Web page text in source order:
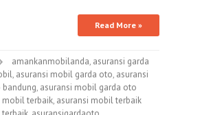
Read More »
amankanmobilanda, asuransi garda
, asuransi mobil garda oto, asuransi
, asuransi mobil garda oto
mobil terbaik, asuransi mobil terbaik